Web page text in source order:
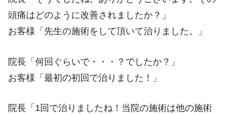
頭痛はどのように改善されましたか？」
お客様「先生の施術をして頂いて治りました。」
院長「何回ぐらいで・・・？でしたか？」
お客様「最初の初回で治りました！」
院長「1回で治りましたね！当院の施術は他の施術